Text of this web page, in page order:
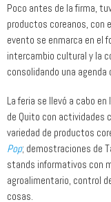
Poco antes de la firma,
productos coreanos,
evento se enmarca en el
intercambio cultural y la
consolidando una agenda
La feria se llevó a cabo
de Quito con actividades
variedad de productos
Pop; demostraciones de
stands informativos con
agroalimentario, control
cosas.